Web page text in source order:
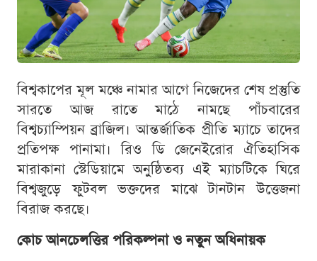
বিশ্বকাপের মূল মঞ্চে নামার আগে নিজেদের শেষ প্রস্তুতি
সারতে আজ রাতে মাঠে নামছে পাঁচবারের
বিশ্বচ্যাম্পিয়ন ব্রাজিল। আন্তর্জাতিক প্রীতি ম্যাচে তাদের
প্রতিপক্ষ পানামা। রিও ডি জেনেইরোর ঐতিহাসিক
মারাকানা স্টেডিয়ামে অনুষ্ঠিতব্য এই ম্যাচটিকে ঘিরে
বিশ্বজুড়ে ফুটবল ভক্তদের মাঝে টানটান উত্তেজনা
বিরাজ করছে।
কোচ আনচেলত্তির পরিকল্পনা ও নতুন অধিনায়ক